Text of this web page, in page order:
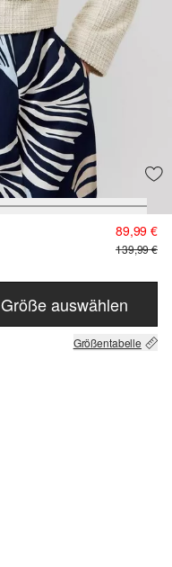
89,99 €
139,99 €
Größe auswählen
Größentabelle